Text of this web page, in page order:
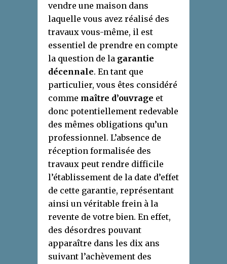
vendre une maison dans
laquelle vous avez réalisé des
travaux vous-même, il est
essentiel de prendre en compte
la question de la garantie
décennale. En tant que
particulier, vous êtes considéré
comme maître d’ouvrage et
donc potentiellement redevable
des mêmes obligations qu’un
professionnel. L’absence de
réception formalisée des
travaux peut rendre difficile
l’établissement de la date d’effet
de cette garantie, représentant
ainsi un véritable frein à la
revente de votre bien. En effet,
des désordres pouvant
apparaître dans les dix ans
suivant l’achèvement des